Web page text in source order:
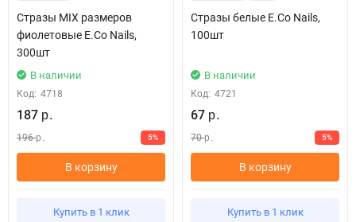
Стразы MIX размеров
фиолетовые E.Co Nails,
300шт
В наличии
Код: 4718
187 р.
196р. 5%
В корзину
Купить в 1 клик
Стразы белые E.Co Nails,
100шт
В наличии
Код: 4721
67 р.
70р. 5%
В корзину
Купить в 1 клик